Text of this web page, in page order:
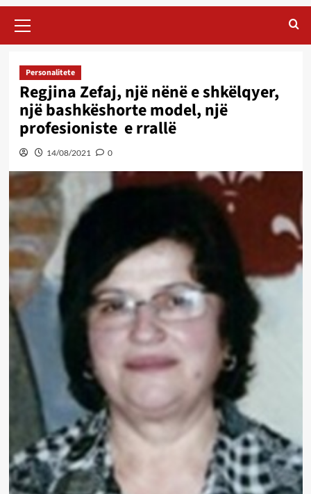
Menu
Personalitete
Regjina Zefaj, një nënë e shkëlqyer,
një bashkëshorte model, një
profesioniste e rrallë
14/08/2021 0